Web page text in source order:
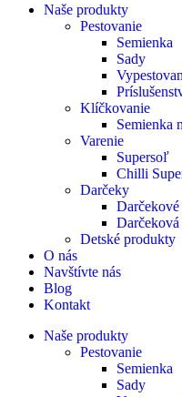
Naše produkty
Pestovanie
Semienka
Sady
Klíčkovanie
Semienka
Varenie
Supersoľ
Chilli
Darčeky
Darčekové
Detské produkty
O nás
Navštívte nás
Blog
Kontakt
Naše produkty
Pestovanie
Semienka
Sady